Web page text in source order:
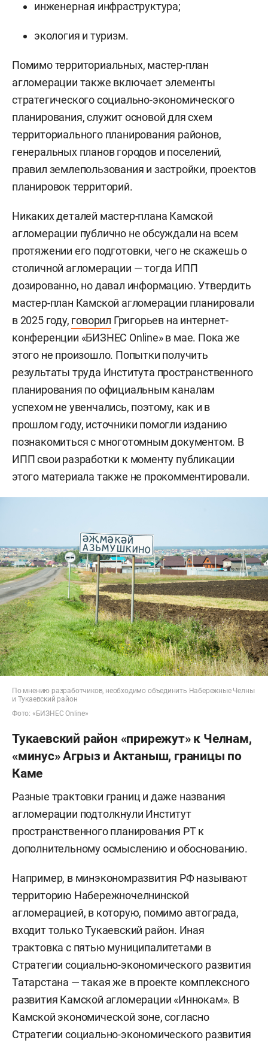
инженерная инфраструктура;
экология и туризм.
Помимо территориальных, мастер-план
агломерации также включает элементы
стратегического социально-экономического
планирования, служит основой для схем
территориального планирования районов,
генеральных планов городов и поселений,
правил землепользования и застройки, проектов
планировок территорий.
Никаких деталей мастер-плана Камской
агломерации публично не обсуждали на всем
протяжении его подготовки, чего не скажешь о
столичной агломерации — тогда ИПП
дозированно, но давал информацию. Утвердить
мастер-план Камской агломерации планировали
в 2025 году, говорил Григорьев на интернет-
конференции «БИЗНЕС Online» в мае. Пока же
этого не произошло. Попытки получить
результаты труда Института пространственного
планирования по официальным каналам
успехом не увенчались, поэтому, как и в
прошлом году, источники помогли изданию
познакомиться с многотомным документом. В
ИПП свои разработки к моменту публикации
этого материала также не прокомментировали.
По мнению разработчиков, необходимо объединить Набережные Челны
и Тукаевский район
Фото: «БИЗНЕС Online»
Тукаевский район «прирежут» к Челнам,
«минус» Агрыз и Актаныш, границы по
Каме
Разные трактовки границ и даже названия
агломерации подтолкнули Институт
пространственного планирования РТ к
дополнительному осмыслению и обоснованию.
Например, в минэкономразвития РФ называют
территорию Набережночелнинской
агломерацией, в которую, помимо автограда,
входит только Тукаевский район. Иная
трактовка с пятью муниципалитетами в
Стратегии социально-экономического развития
Татарстана — такая же в проекте комплексного
развития Камской агломерации «Иннокам». В
Камской экономической зоне, согласно
Стратегии социально-экономического развития